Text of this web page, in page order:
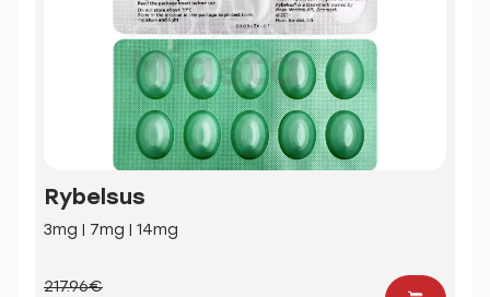
Rybelsus
3mg | 7mg | 14mg
217.96€